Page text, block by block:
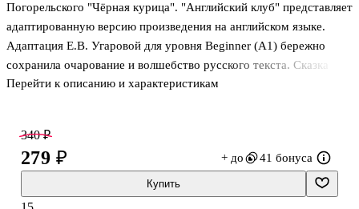
Погорельского "Чёрная курица". "Английский клуб" представляет
адаптированную версию произведения на английском языке.
Адаптация Е.В. Угаровой для уровня Beginner (А1) бережно
сохранила очарование и волшебство русского текста. Сказка
учит детей верности, любви и доброте. Она предназначена для
языковую практику.
К каждой главе прилагаются упражнения для закрепления
материала, в конце книги размещён краткий словарь. Книга
Перейти к описанию и характеристикам
340 ₽
279 ₽ + до 41 бонуса
Купить